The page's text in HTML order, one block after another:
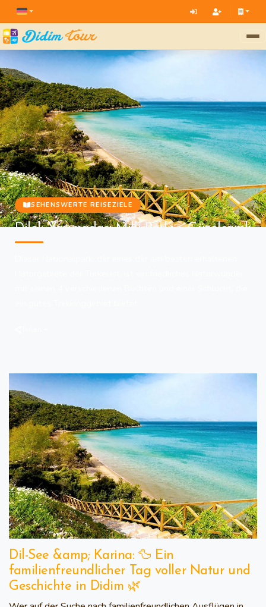
SEHENSWERTE REISEZIELE
Dilek Yarımadası Milli Parkı – Güzelçamlı
Dil-See &amp; Karina: 🦆 Ein
familienfreundlicher Tag voller Natur und
Geschichte in Didim 🌿